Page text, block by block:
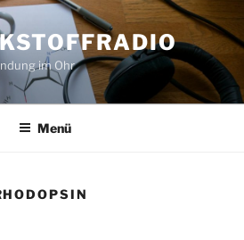
im Ohr
Menü